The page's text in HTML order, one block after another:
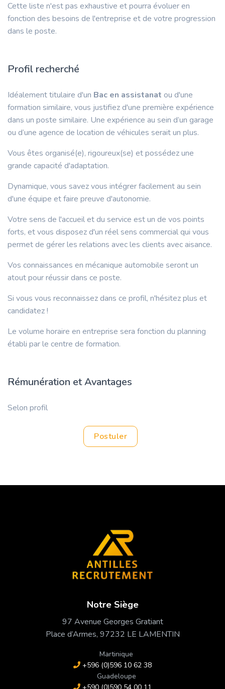
Cette liste n'est pas exhaustive et pourra évoluer en
fonction des besoins de l'entreprise et de votre progression
dans le poste.
Profil recherché
Idéalement titulaire d'un Bac en assistanat ou d'une
formation similaire, vous justifiez d'une première expérience
dans un poste similaire. Une expérience au sein d’un garage
ou d’une agence de location de véhicules serait un plus.
Vous êtes organisé(e), rigoureux(se) et possédez une
grande capacité d'adaptation.
Dynamique, vous savez vous intégrer facilement au sein
d'une équipe et faire preuve d'autonomie.
Votre sens de l'accueil et du service est un de vos points
forts, et vous disposez d'un réel sens commercial qui vous
permet de gérer les relations avec les clients avec aisance.
Vos connaissances en mécanique automobile seront un
atout pour réussir dans ce poste.
Si vous vous reconnaissez dans ce profil, n'hésitez plus et
candidatez !
Le volume horaire en entreprise sera fonction du planning
établi par le centre de formation.
Rémunération et Avantages
Selon profil
Postuler
Notre Siège
97 Avenue Georges Gratiant
Place d’Armes, 97232 LE LAMENTIN
Martinique
+596 (0)596 10 62 38
Guadeloupe